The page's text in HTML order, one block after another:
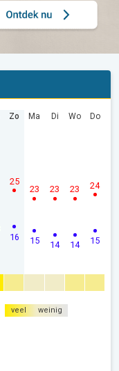
Zo
16
25
Ma
15
23
Di
14
23
Wo
14
23
Do
15
24
veel weinig